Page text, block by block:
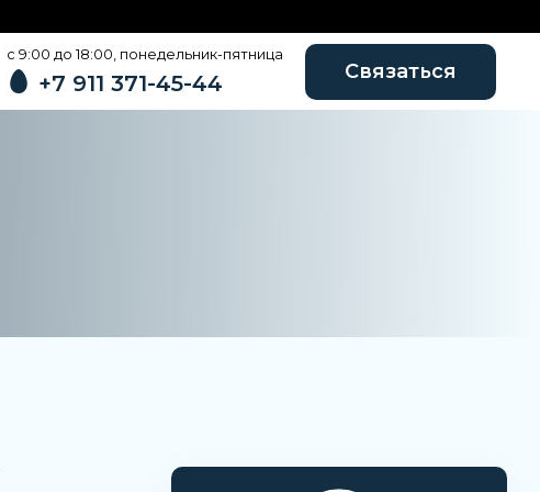
c 9:00 до 18:00, понедельник-пятница
+7 911 371-45-44 Связаться